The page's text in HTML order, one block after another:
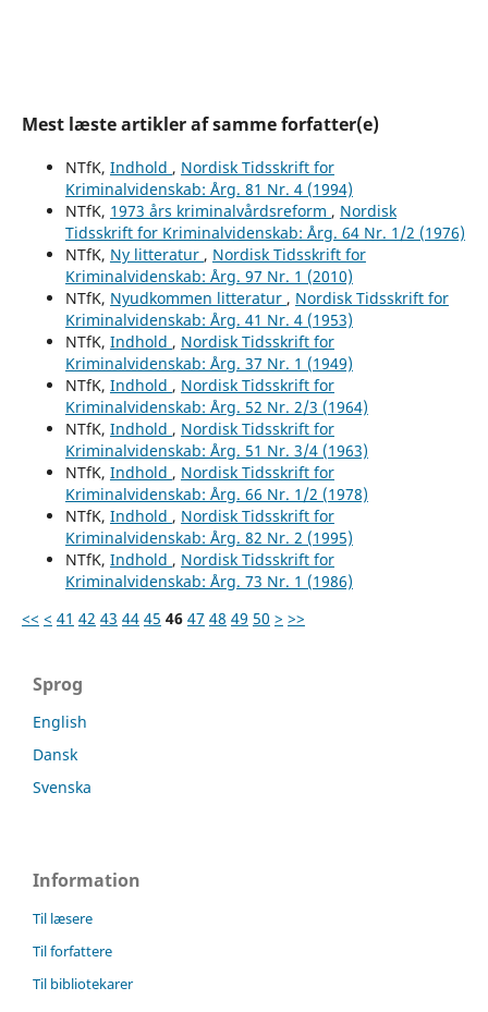
Mest læste artikler af samme forfatter(e)
NTfK, Indhold , Nordisk Tidsskrift for
Kriminalvidenskab: Årg. 81 Nr. 4 (1994)
NTfK, 1973 års kriminalvårdsreform , Nordisk
Tidsskrift for Kriminalvidenskab: Årg. 64 Nr. 1/2 (1976)
NTfK, Ny litteratur , Nordisk Tidsskrift for
Kriminalvidenskab: Årg. 97 Nr. 1 (2010)
NTfK, Nyudkommen litteratur , Nordisk Tidsskrift for
Kriminalvidenskab: Årg. 41 Nr. 4 (1953)
NTfK, Indhold , Nordisk Tidsskrift for
Kriminalvidenskab: Årg. 37 Nr. 1 (1949)
NTfK, Indhold , Nordisk Tidsskrift for
Kriminalvidenskab: Årg. 52 Nr. 2/3 (1964)
NTfK, Indhold , Nordisk Tidsskrift for
Kriminalvidenskab: Årg. 51 Nr. 3/4 (1963)
NTfK, Indhold , Nordisk Tidsskrift for
Kriminalvidenskab: Årg. 66 Nr. 1/2 (1978)
NTfK, Indhold , Nordisk Tidsskrift for
Kriminalvidenskab: Årg. 82 Nr. 2 (1995)
NTfK, Indhold , Nordisk Tidsskrift for
Kriminalvidenskab: Årg. 73 Nr. 1 (1986)
<< < 41 42 43 44 45 46 47 48 49 50 > >>
Sprog
English
Dansk
Svenska
Information
Til læsere
Til forfattere
Til bibliotekarer